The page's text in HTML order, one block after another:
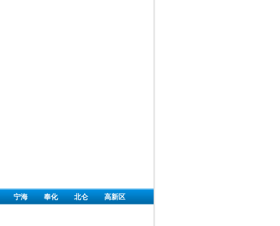
宁海 奉化 北仑 高新区